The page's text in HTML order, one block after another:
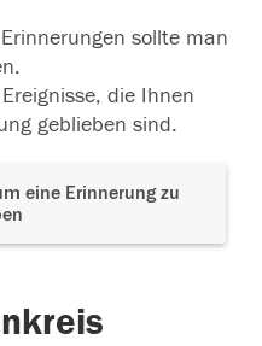
sollte man
die Ihnen
geblieben sind.
eine Erinnerung zu